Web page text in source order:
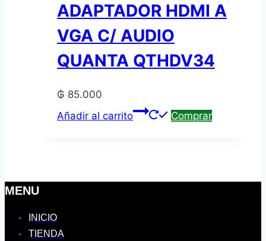
ADAPTADOR HDMI A
VGA C/ AUDIO
QUANTA QTHDV34
₲ 85.000
Añadir al carrito
Comprar
MENU
INICIO
TIENDA